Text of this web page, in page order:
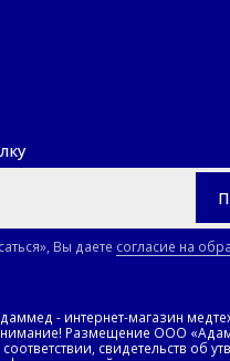
в тканях;
Вы даете согласие на
- интернет-магазин
Размещение ООО
соответствии, свидетельств об